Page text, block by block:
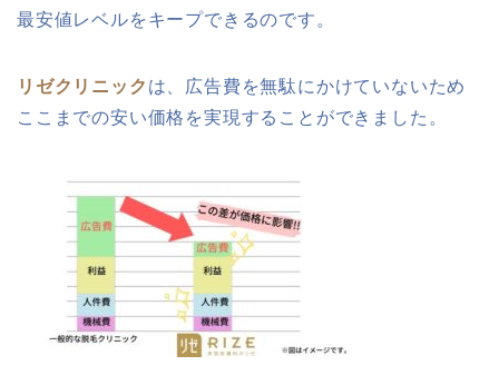
最安値レベルをキープできるのです。
リゼクリニック は、広告費を無駄にかけていないため
ここまでの安い価格を実現することができました。